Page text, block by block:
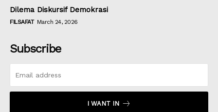
Dilema Diskursif Demokrasi
FILSAFAT March 24, 2026
Subscribe
I WANT IN